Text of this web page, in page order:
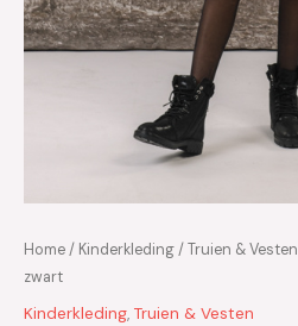
Home/ Kinderkleding/Truien & Vesten
zwart
Kinderkleding, Truien & Vesten